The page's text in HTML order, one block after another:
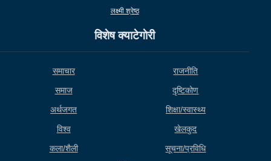
लक्ष्मी श्रेष्ठ
विशेष क्याटेगाेरी
समाचार
राजनीति
समाज
दृष्टिकोण
अर्थजगत
शिक्षा/स्वास्थ्य
विश्व
खेलकुद
कला/शैली
सूचना/प्रविधि